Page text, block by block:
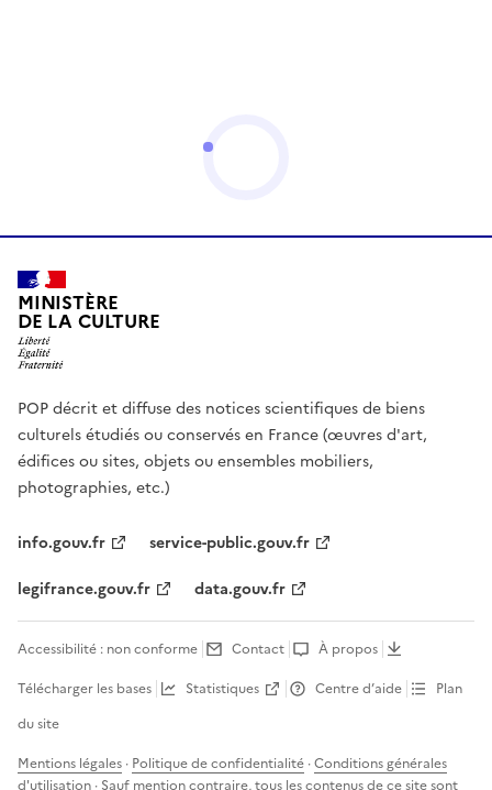
MINISTÈRE
DE LA CULTURE
POP décrit et diffuse des notices scientifiques de biens
culturels étudiés ou conservés en France (œuvres d'art,
édifices ou sites, objets ou ensembles mobiliers,
photographies, etc.)
info.gouv.fr
service-public.gouv.fr
legifrance.gouv.fr
data.gouv.fr
Accessibilité : non conforme Contact
À propos
Télécharger les bases
Statistiques Centre d’aide
Plan
du site
Mentions légales · Politique de confidentialité ·Conditions générales
d'utilisation · Sauf mention contraire, tous les contenus de ce site sont